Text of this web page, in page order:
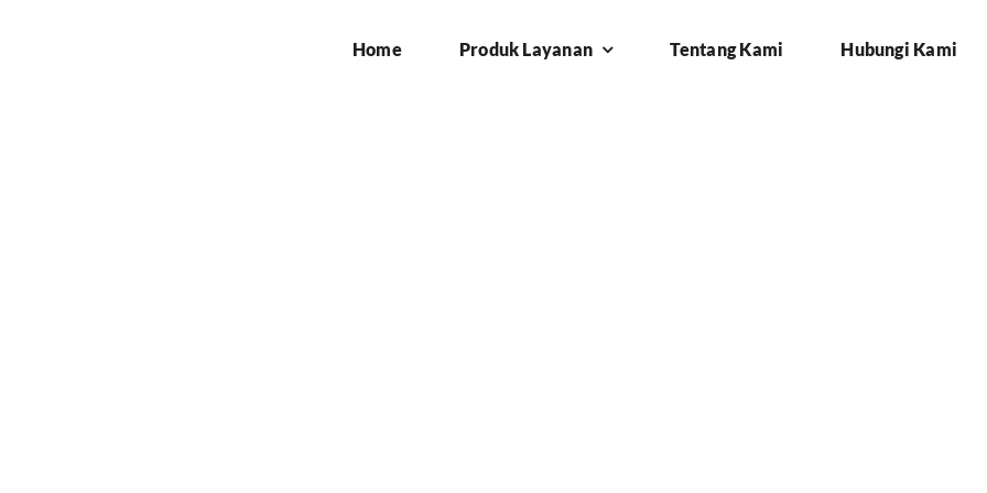
Home Produk Layanan Tentang Kami Hubungi Kami